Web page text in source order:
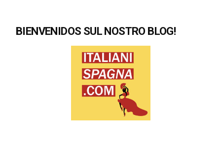
BIENVENIDOS SUL NOSTRO BLOG!